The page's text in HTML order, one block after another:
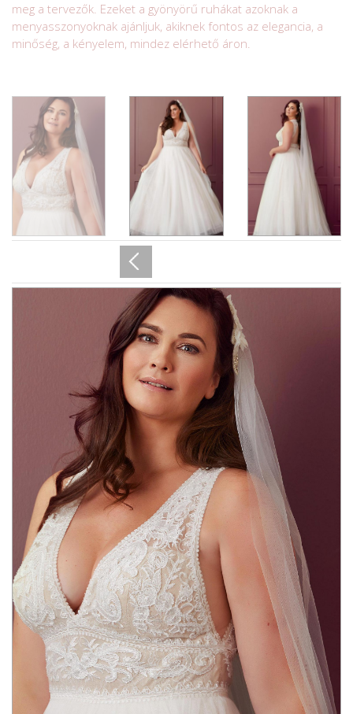
meg a tervezők. Ezeket a gyönyörű ruhákat azoknak a
menyasszonyoknak ajánljuk, akiknek fontos az elegancia, a
minőség, a kényelem, mindez elérhető áron.